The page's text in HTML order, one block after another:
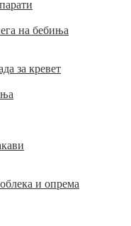
на бебиња
за кревет
и опрема